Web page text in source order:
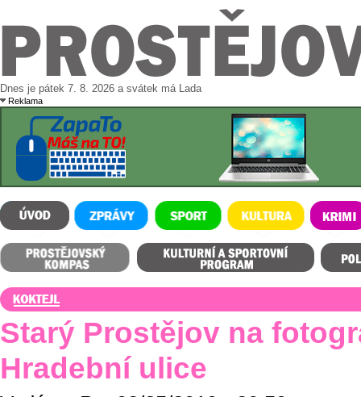
Dnes je pátek 7. 8. 2026 a svátek má Lada
Reklama
ÚVOD ZPRÁVY SPORT KULTURA KRIMI
Prostějovský kompas
Starý Prostějov na
Hradební ulice